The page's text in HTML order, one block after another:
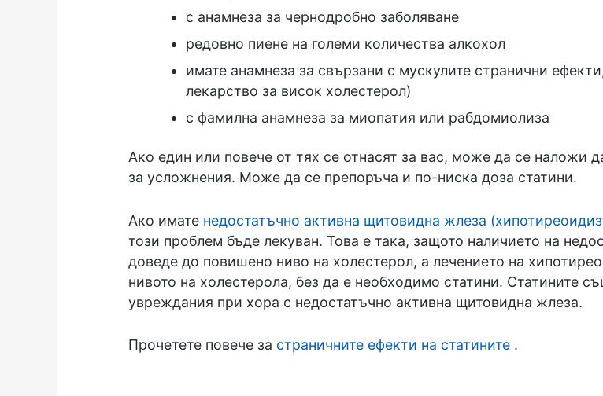
с анамнеза за чернодробно заболяване
редовно пиене на големи количества алкохол
имате анамнеза за свързани с мускулите странични
лекарство за висок холестерол)
с фамилна анамнеза за миопатия или рабдомиолиза
Ако един или повече от тях се отнасят за вас, може да се наложи
за усложнения. Може да се препоръча и по-ниска доза статини.
Ако имате недостатъчно активна щитовидна жлеза
този проблем бъде лекуван. Това е така, защото наличието на
доведе до повишено ниво на холестерол, а лечението на
нивото на холестерола, без да е необходимо статини. Статините
увреждания при хора с недостатъчно активна щитовидна жлеза.
Прочетете повече за страничните ефекти на статините.